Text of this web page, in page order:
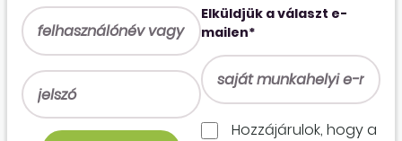
Elküldjük a választ e-
mailen*
Hozzájárulok, hogy a